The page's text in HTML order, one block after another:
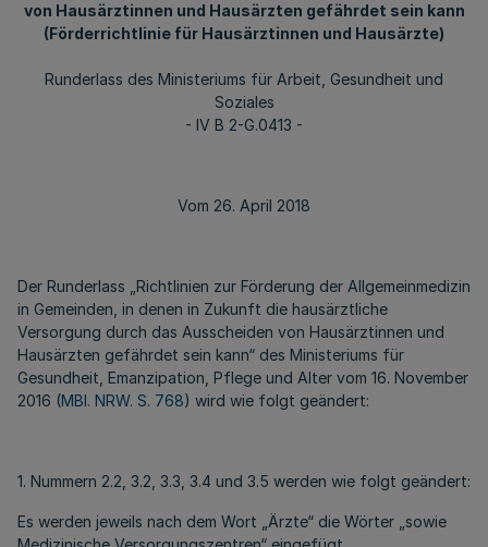
von Hausärztinnen und Hausärzten gefährdet sein kann
(Förderrichtlinie für Hausärztinnen und Hausärzte)
Runderlass des Ministeriums für Arbeit, Gesundheit und
Soziales
- IV B 2-G.0413 -
Vom 26. April 2018
Der Runderlass „Richtlinien zur Förderung der Allgemeinmedizin
in Gemeinden, in denen in Zukunft die hausärztliche
Versorgung durch das Ausscheiden von Hausärztinnen und
Hausärzten gefährdet sein kann“ des Ministeriums für
Gesundheit, Emanzipation, Pflege und Alter vom 16. November
2016 (MBl. NRW. S. 768) wird wie folgt geändert:
1. Nummern 2.2, 3.2, 3.3, 3.4 und 3.5 werden wie folgt geändert:
Es werden jeweils nach dem Wort „Ärzte“ die Wörter „sowie